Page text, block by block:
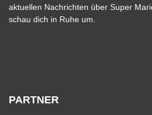
aktuellen Nachrichten über Super
schau dich in Ruhe um.
PARTNER